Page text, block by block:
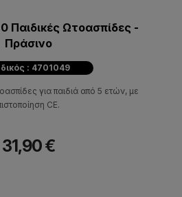
Παιδικές Ωτοασπίδες -
Πράσινο
: 4701049
για παιδιά από 5 ετών, με
CE.
31,90 €